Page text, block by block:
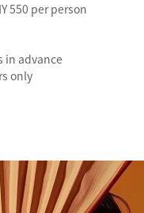
550 per person
in advance
only